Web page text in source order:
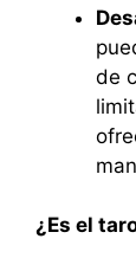
de
¿Es el